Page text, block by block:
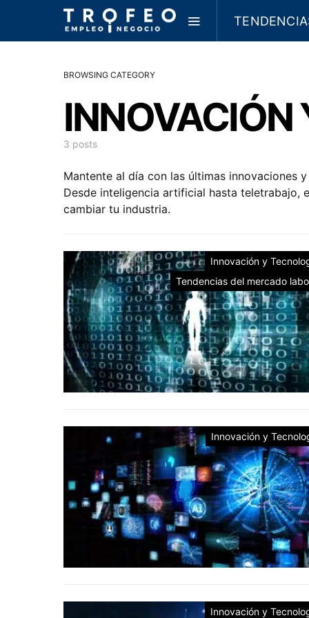
BROWSING CATEGORY
INNOVACIÓN
3 posts
Mantente al día con las últimas innovaciones
Desde inteligencia artificial hasta teletrabajo,
cambiar tu industria.
Innovación y
Tendencias del mercado
Innovación y
Innovación y